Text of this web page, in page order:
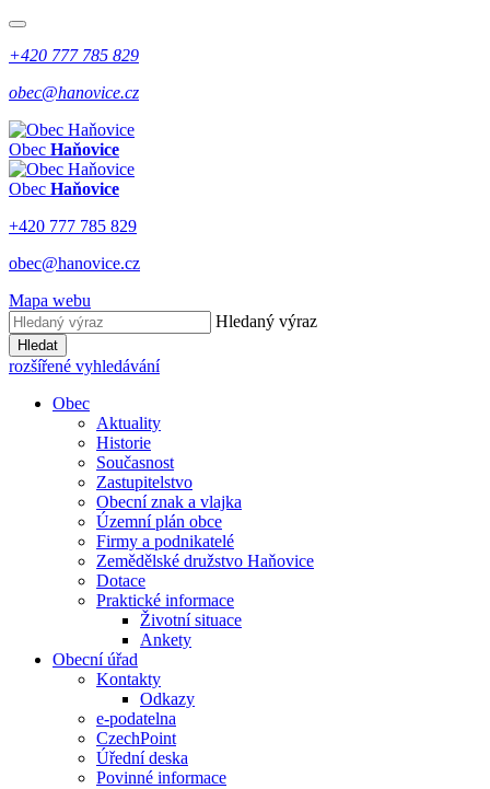
+420 777 785 829
obec@hanovice.cz
Obec Haňovice
Obec Haňovice
+420 777 785 829
obec@hanovice.cz
Mapa webu
Hledaný výraz
Hledat
rozšířené vyhledávání
Obec
Aktuality
Historie
Současnost
Zastupitelstvo
Obecní znak a vlajka
Územní plán obce
Firmy a podnikatelé
Zemědělské družstvo Haňovice
Dotace
Praktické informace
Životní situace
Ankety
Obecní úřad
Kontakty
Odkazy
e-podatelna
CzechPoint
Úřední deska
Povinné informace